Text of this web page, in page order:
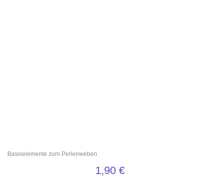
Basiselemente zum Perlenweben
1,90 €